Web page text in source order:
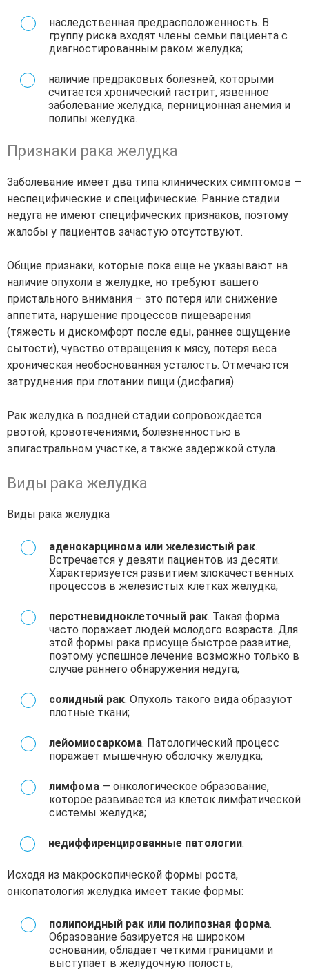
наследственная предрасположенность. В
группу риска входят члены семьи пациента с
диагностированным раком желудка;
наличие предраковых болезней, которыми
считается хронический гастрит, язвенное
заболевание желудка, перниционная анемия и
полипы желудка.
Признаки рака желудка
Заболевание имеет два типа клинических симптомов —
неспецифические и специфические. Ранние стадии
недуга не имеют специфических признаков, поэтому
жалобы у пациентов зачастую отсутствуют.
Общие признаки, которые пока еще не указывают на
наличие опухоли в желудке, но требуют вашего
пристального внимания – это потеря или снижение
аппетита, нарушение процессов пищеварения
(тяжесть и дискомфорт после еды, раннее ощущение
сытости), чувство отвращения к мясу, потеря веса
хроническая необоснованная усталость. Отмечаются
затруднения при глотании пищи (дисфагия).
Рак желудка в поздней стадии сопровождается
рвотой, кровотечениями, болезненностью в
эпигастральном участке, а также задержкой стула.
Виды рака желудка
Виды рака желудка
аденокарцинома или железистый рак.
Встречается у девяти пациентов из десяти.
Характеризуется развитием злокачественных
процессов в железистых клетках желудка;
перстневидноклеточный рак. Такая форма
часто поражает людей молодого возраста. Для
этой формы рака присуще быстрое развитие,
поэтому успешное лечение возможно только в
случае раннего обнаружения недуга;
солидный рак. Опухоль такого вида образуют
плотные ткани;
лейомиосаркома. Патологический процесс
поражает мышечную оболочку желудка;
лимфома — онкологическое образование,
которое развивается из клеток лимфатической
системы желудка;
недиффиренцированные патологии.
Исходя из макроскопической формы роста,
онкопатология желудка имеет такие формы:
полипоидный рак или полипозная форма.
Образование базируется на широком
основании, обладает четкими границами и
выступает в желудочную полость;